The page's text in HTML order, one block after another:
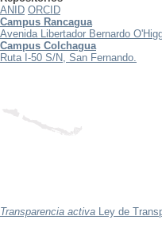
ANID ORCID
Campus Rancagua
Avenida Libertador Bernardo
Campus Colchagua
Ruta I-50 S/N, San Fernando.
Transparencia activa Ley de